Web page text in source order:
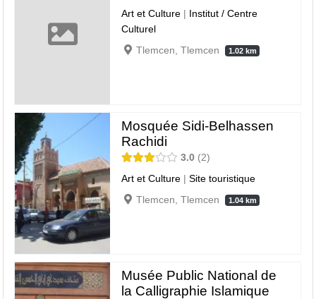
Art et Culture | Institut / Centre
Culturel
Tlemcen, Tlemcen
1.02 km
Mosquée Sidi-Belhassen
Rachidi
3.0
2
Art et Culture |Site touristique
Tlemcen, Tlemcen
1.04 km
Musée Public National de
la Calligraphie Islamique